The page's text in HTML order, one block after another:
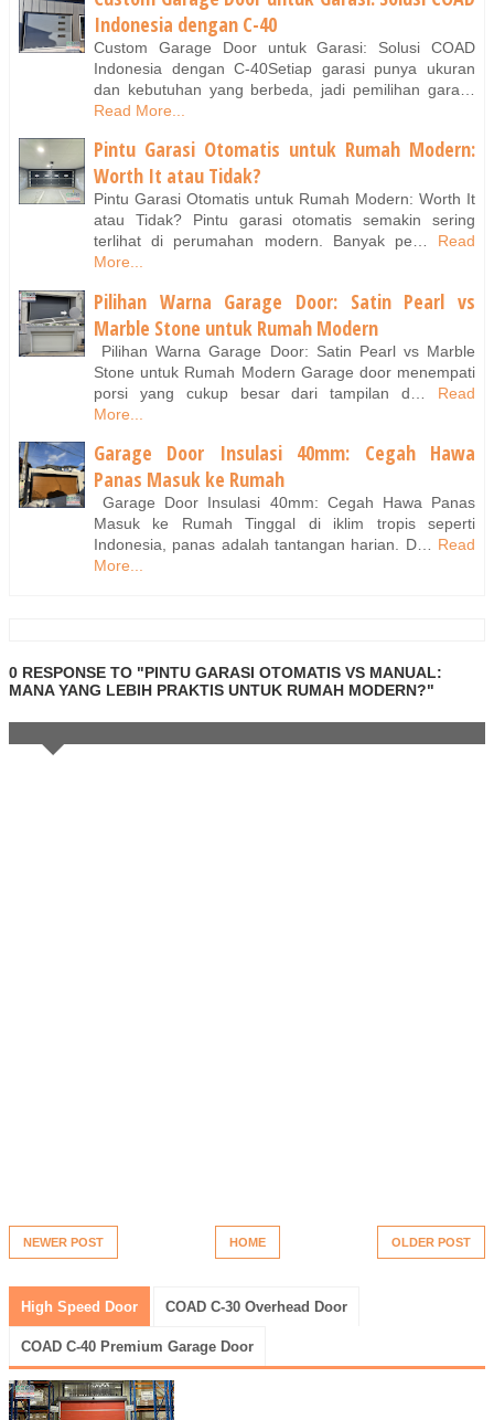
Indonesia dengan C-40
Custom Garage Door untuk Garasi: Solusi COAD
Indonesia dengan C-40Setiap garasi punya ukuran
dan kebutuhan yang berbeda, jadi pemilihan gara…
Read More...
Pintu Garasi Otomatis untuk Rumah Modern:
Worth It atau Tidak?
Pintu Garasi Otomatis untuk Rumah Modern: Worth It
atau Tidak? Pintu garasi otomatis semakin sering
terlihat di perumahan modern. Banyak pe…
Read
More...
Pilihan Warna Garage Door: Satin Pearl vs
Marble Stone untuk Rumah Modern
Pilihan Warna Garage Door: Satin Pearl vs Marble
Stone untuk Rumah Modern Garage door menempati
porsi yang cukup besar dari tampilan d…
Read
More...
Garage Door Insulasi 40mm: Cegah Hawa
Panas Masuk ke Rumah
Garage Door Insulasi 40mm: Cegah Hawa Panas
Masuk ke Rumah Tinggal di iklim tropis seperti
Indonesia, panas adalah tantangan harian. D… Read
More...
0 RESPONSE TO "PINTU GARASI OTOMATIS VS MANUAL:
MANA YANG LEBIH PRAKTIS UNTUK RUMAH MODERN?"
NEWER POST OLDER POST
HOME
High Speed Door COAD C-30 Overhead Door
COAD C-40 Premium Garage Door